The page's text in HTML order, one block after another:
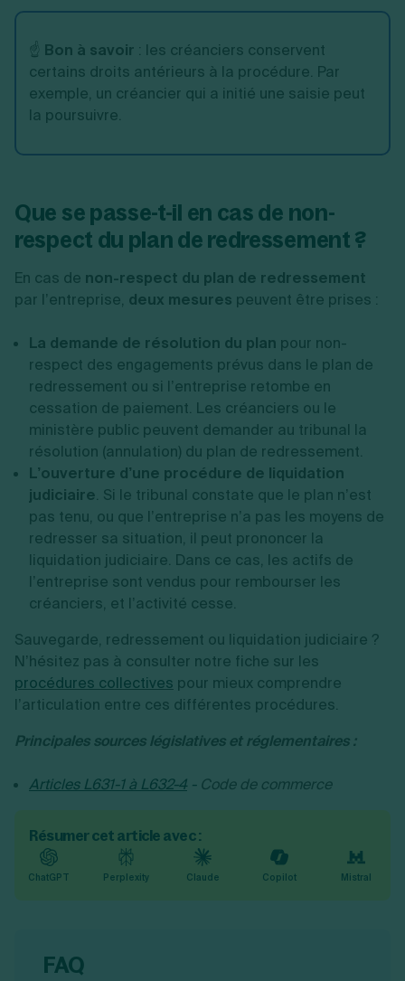
☝️ Bon à savoir : les créanciers conservent
certains droits antérieurs à la procédure. Par
exemple, un créancier qui a initié une saisie peut
la poursuivre.
Que se passe-t-il en cas de non-
respect du plan de redressement ?
En cas de non-respect du plan de redressement
par l’entreprise, deux mesures peuvent être prises :
La demande de résolution du plan pour non-
respect des engagements prévus dans le plan de
redressement ou si l’entreprise retombe en
cessation de paiement. Les créanciers ou le
ministère public peuvent demander au tribunal la
résolution (annulation) du plan de redressement.
L’ouverture d’une procédure de liquidation
judiciaire. Si le tribunal constate que le plan n’est
pas tenu, ou que l’entreprise n’a pas les moyens de
redresser sa situation, il peut prononcer la
liquidation judiciaire. Dans ce cas, les actifs de
l’entreprise sont vendus pour rembourser les
créanciers, et l’activité cesse.
Sauvegarde, redressement ou liquidation judiciaire ?
N’hésitez pas à consulter notre fiche sur les
procédures collectives pour mieux comprendre
l’articulation entre ces différentes procédures.
Principales sources législatives et réglementaires :
Articles L631-1 à L632-4 -Code de commerce
Résumer cet article avec :
ChatGPT Perplexity Claude Copilot Mistral
FAQ